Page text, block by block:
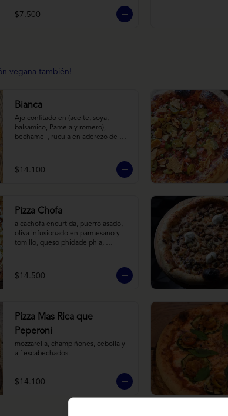
$7.500
vegana también!
Bianca
Ajo confitado en (aceite, soya,
balsamico, Pamela y romero),
bechamel , rucula en aderezo de
$14.100
Pizza Chofa
alcachofa encurtida, puerro asado,
oliva infusionado en parmesano y
tomillo, queso phidadelphia,
$14.500
Pizza Mas Rica que
Peperoni
mozzarella, champiñones, cebolla y
ají escabechados.
$14.100